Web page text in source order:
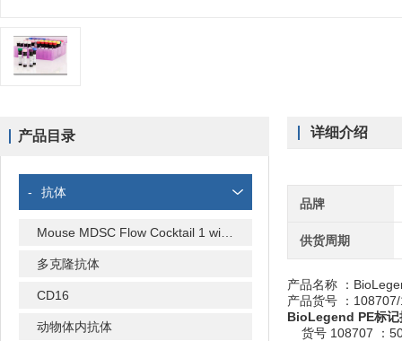
产品目录
- 抗体
多克隆抗体
CD16
动物体内抗体
详细介绍
品牌
供货周期
产品名称 ：
产品货号 ：
BioLegend PE标记
货号 108707 ：50